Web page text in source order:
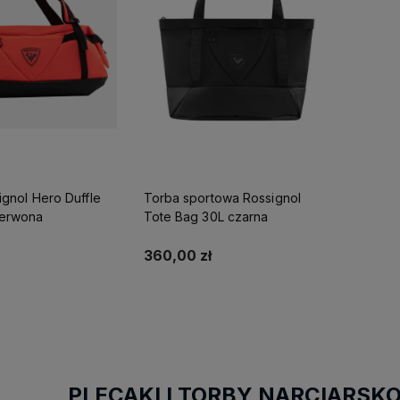
Hero Duffle
Torba sportowa Rossignol
Tote Bag 30L czarna
360,00 zł